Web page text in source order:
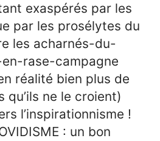
exaspérés par les
par les prosélytes du
les acharnés-du-
rase-campagne
réalité bien plus de
qu’ils ne le croient)
l’inspirationnisme !
: un bon